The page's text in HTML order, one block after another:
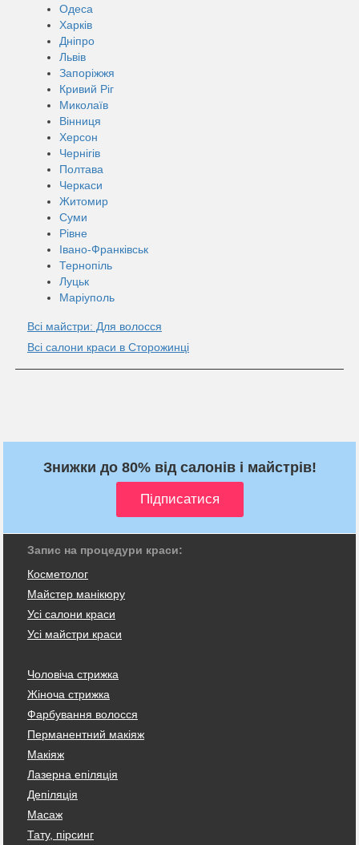
Одеса
Харків
Дніпро
Львів
Запоріжжя
Кривий Ріг
Миколаїв
Вінниця
Херсон
Чернігів
Полтава
Черкаси
Житомир
Суми
Рівне
Івано-Франківськ
Тернопіль
Луцьк
Маріуполь
Всі майстри: Для волосся
Всі салони краси в Сторожинці
Знижки до 80% від салонів і майстрів!
Запис на процедури краси:
Косметолог
Майстер манікюру
Усі салони краси
Усі майстри краси
Чоловіча стрижка
Жіноча стрижка
Фарбування волосся
Перманентний макіяж
Макіяж
Лазерна епіляція
Депіляція
Масаж
Тату, пірсинг